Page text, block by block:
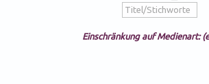
Einschränkung auf Medienart: